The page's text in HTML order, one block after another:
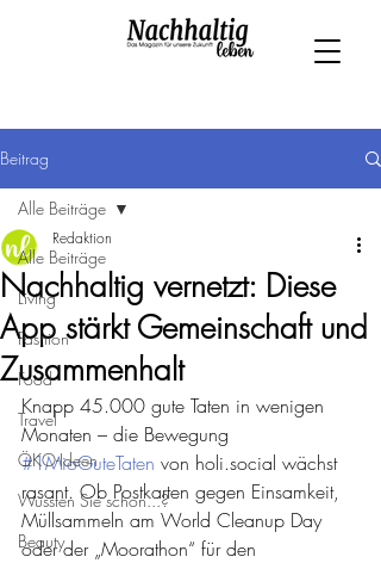
Beitrag
Alle Beiträge
Living
Fashion
Food
Travel
ÖKO-Ideen
Wussten Sie schon...?
Beauty
Alle Beiträge
Nachhaltig vernetzt: Diese
App stärkt Gemeinschaft und
Zusammenhalt
Redaktion
Knapp 45.000 gute Taten in wenigen
Monaten – die Bewegung
#1MioGuteTaten von holi.social wächst
rasant. Ob Postkarten gegen Einsamkeit,
Müllsammeln am World Cleanup Day
oder der „Moorathon“ für den